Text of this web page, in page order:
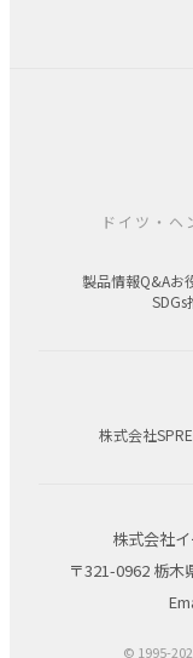
ドイツ・ヘ
製品情報Q&Aお
SDGs
株式会社
株式会社
〒321-0962 栃木
© 1995-